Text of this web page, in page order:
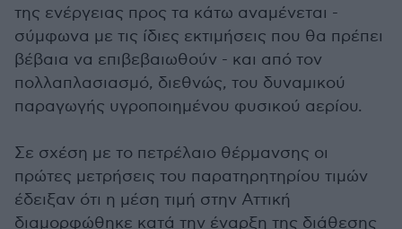
της ενέργειας προς τα κάτω αναμένεται -
σύμφωνα με τις ίδιες εκτιμήσεις που θα πρέπει
βέβαια να επιβεβαιωθούν - και από τον
πολλαπλασιασμό, διεθνώς, του δυναμικού
παραγωγής υγροποιημένου φυσικού αερίου.
Σε σχέση με το πετρέλαιο θέρμανσης οι
πρώτες μετρήσεις του παρατηρητηρίου τιμών
έδειξαν ότι η μέση τιμή στην Αττική
διαμορφώθηκε κατά την έναρξη της διάθεσης